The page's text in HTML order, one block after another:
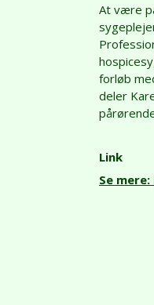
At være
forløb
deler
Link
Se